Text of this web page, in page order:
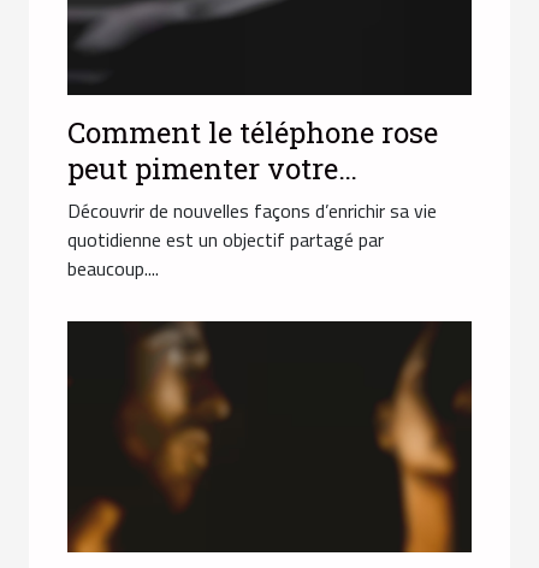
Comment le téléphone rose
peut pimenter votre
quotidien ?
Découvrir de nouvelles façons d’enrichir sa vie
quotidienne est un objectif partagé par
beaucoup....